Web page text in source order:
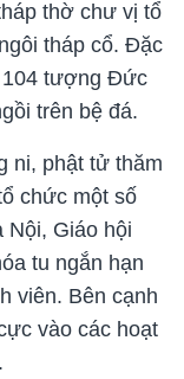
thờ chư vị tổ
tháp cổ. Đặc
104 tượng Đức
trên bệ đá.
ni, phật tử thăm
chức một số
Nội, Giáo hội
tu ngắn hạn
viên. Bên cạnh
vào các hoạt